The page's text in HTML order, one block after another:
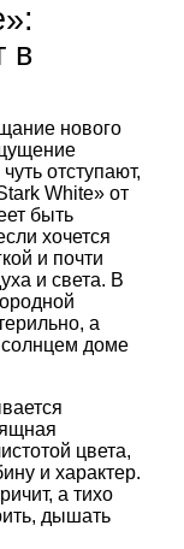
в
нового
отступают,
White» от
быть
хочется
и почти
и света. В
а
солнцем доме
цвета,
и характер.
а тихо
дышать